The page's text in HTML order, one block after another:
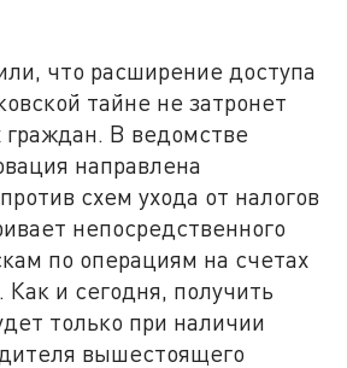
что расширение доступа
тайне не затронет
граждан. В ведомстве
направлена
схем ухода от налогов
непосредственного
по операциям на счетах
и сегодня, получить
только при наличии
вышестоящего